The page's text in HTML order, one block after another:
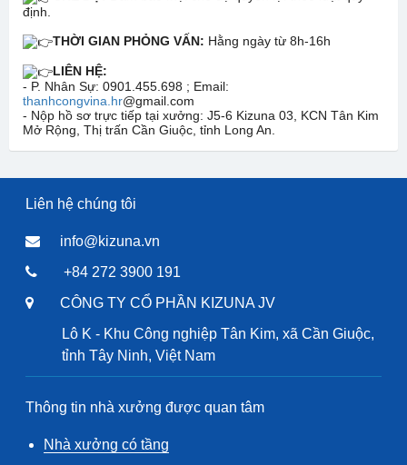
định.
THỜI GIAN PHỎNG VẤN: Hằng ngày từ 8h-16h
LIÊN HỆ:
- P. Nhân Sự: 0901.455.698 ; Email:
thanhcongvina.hr@gmail.com
- Nộp hồ sơ trực tiếp tại xưởng: J5-6 Kizuna 03, KCN Tân Kim
Mở Rộng, Thị trấn Cần Giuộc, tỉnh Long An.
Liên hệ chúng tôi
info@kizuna.vn
+84 272 3900 191
CÔNG TY CỔ PHẦN KIZUNA JV
Lô K - Khu Công nghiệp Tân Kim, xã Cần Giuộc,
tỉnh Tây Ninh, Việt Nam
Thông tin nhà xưởng được quan tâm
Nhà xưởng có tầng